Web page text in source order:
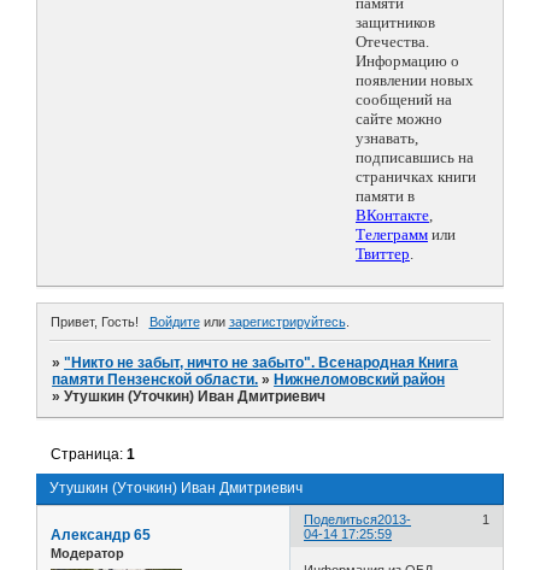
защитников
Отечества.
Информацию о
появлении новых
сообщений на
сайте можно
узнавать,
подписавшись на
страничках книги
памяти в
ВКонтакте,
Телеграмм или
Твиттер.
Привет, Гость! Войдитеили зарегистрируйтесь.
»"Никто не забыт, ничто не забыто". Всенародная Книга
памяти Пензенской области. » Нижнеломовский район
»Утушкин (Уточкин) Иван Дмитриевич
Утушкин (Уточкин) Иван Дмитриевич
Страница:1
Поделиться 1
2013-
04-14 17:25:59
Александр 65
Модератор